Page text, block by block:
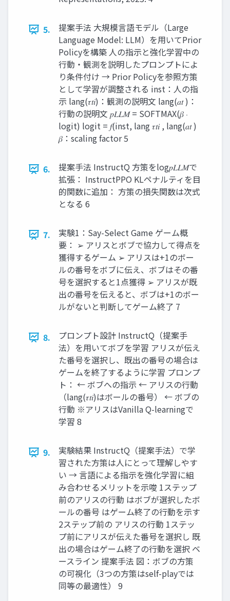
5.
提案手法 大規模言語モデル（Large
Language Model: LLM）を用いてPrior
Policyを構築 人の指示と強化学習中の
行動・観測を説明したプロンプトによ
り条件付け → Prior Policyを参照方策
として学習が調整される inst：人の指
示 lang(𝜏𝑡𝑖)：観測の説明文 lang(𝑎𝑡 )：
行動の説明文 𝑝𝐿𝐿𝑀 = SOFTMAX(𝛽 ⋅
logit) logit = 𝑓(inst, lang 𝜏𝑡𝑖 , lang(𝑎𝑡 )
𝛽：scaling factor 5
6.
提案手法 InstructQ 方策をlog𝑝𝐿𝐿𝑀で
拡張： InstructPPO KLペナルティを目
的関数に追加： 方策の損失関数は次式
となる 6
7.
実験1：Say-Select Game ゲーム概
要： ➢ アリスとボブで協力して得点を
獲得するゲーム ➢ アリスは+1のボー
ルの番号をボブに伝え、ボブはその番
号を選択すると1点獲得 ➢ アリスが既
出の番号を伝えると、ボブは+1のボー
ルがないと判断してゲーム終了 7
8.
プロンプト設計 InstructQ（提案手
法）を用いてボブを学習 アリスが伝え
た番号を選択し、既出の番号の場合は
ゲームを終了するように学習 プロンプ
ト： ← ボブへの指示 ← アリスの行動
（lang(𝜏𝑡𝑖)はボールの番号） ← ボブの
行動 ※アリスはVanilla Q-learningで
学習 8
9.
実験結果 InstructQ（提案手法）で学
習された方策は人にとって理解しやす
い → 言語による指示を強化学習に組
み合わせるメリットを示唆 1ステップ
前のアリスの行動 はボブが選択したボ
ールの番号 はゲーム終了の行動を示す
2ステップ前の アリスの行動 1ステッ
プ前にアリスが伝えた番号を選択し 既
出の場合はゲーム終了の行動を選択 ベ
ースライン 提案手法 図：ボブの方策
の可視化（3つの方策はself-playでは
同等の最適性） 9